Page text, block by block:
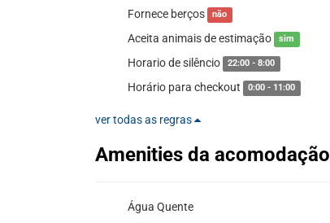
Fornece berços não
Aceita animais de estimação sim
Horario de silêncio 22:00 - 8:00
Horário para checkout 0:00 - 11:00
ver todas as regras
Amenities da acomodação
Água Quente